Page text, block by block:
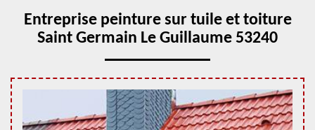
Entreprise peinture sur tuile et toiture
Saint Germain Le Guillaume 53240